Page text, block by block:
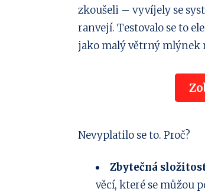
zkoušeli – vyvíjely se
ranvejí. Testovalo se to
jako malý větrný mlýnek
Nevyplatilo se to. Proč?
Zbytečná
věcí, které se můžou